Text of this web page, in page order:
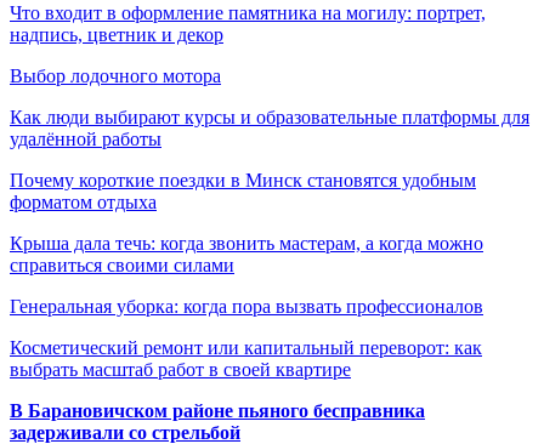
Что входит в оформление памятника на могилу: портрет,
надпись, цветник и декор
Выбор лодочного мотора
Как люди выбирают курсы и образовательные платформы для
удалённой работы
Почему короткие поездки в Минск становятся удобным
форматом отдыха
Крыша дала течь: когда звонить мастерам, а когда можно
справиться своими силами
Генеральная уборка: когда пора вызвать профессионалов
Косметический ремонт или капитальный переворот: как
выбрать масштаб работ в своей квартире
В Барановичском районе пьяного бесправника
задерживали со стрельбой